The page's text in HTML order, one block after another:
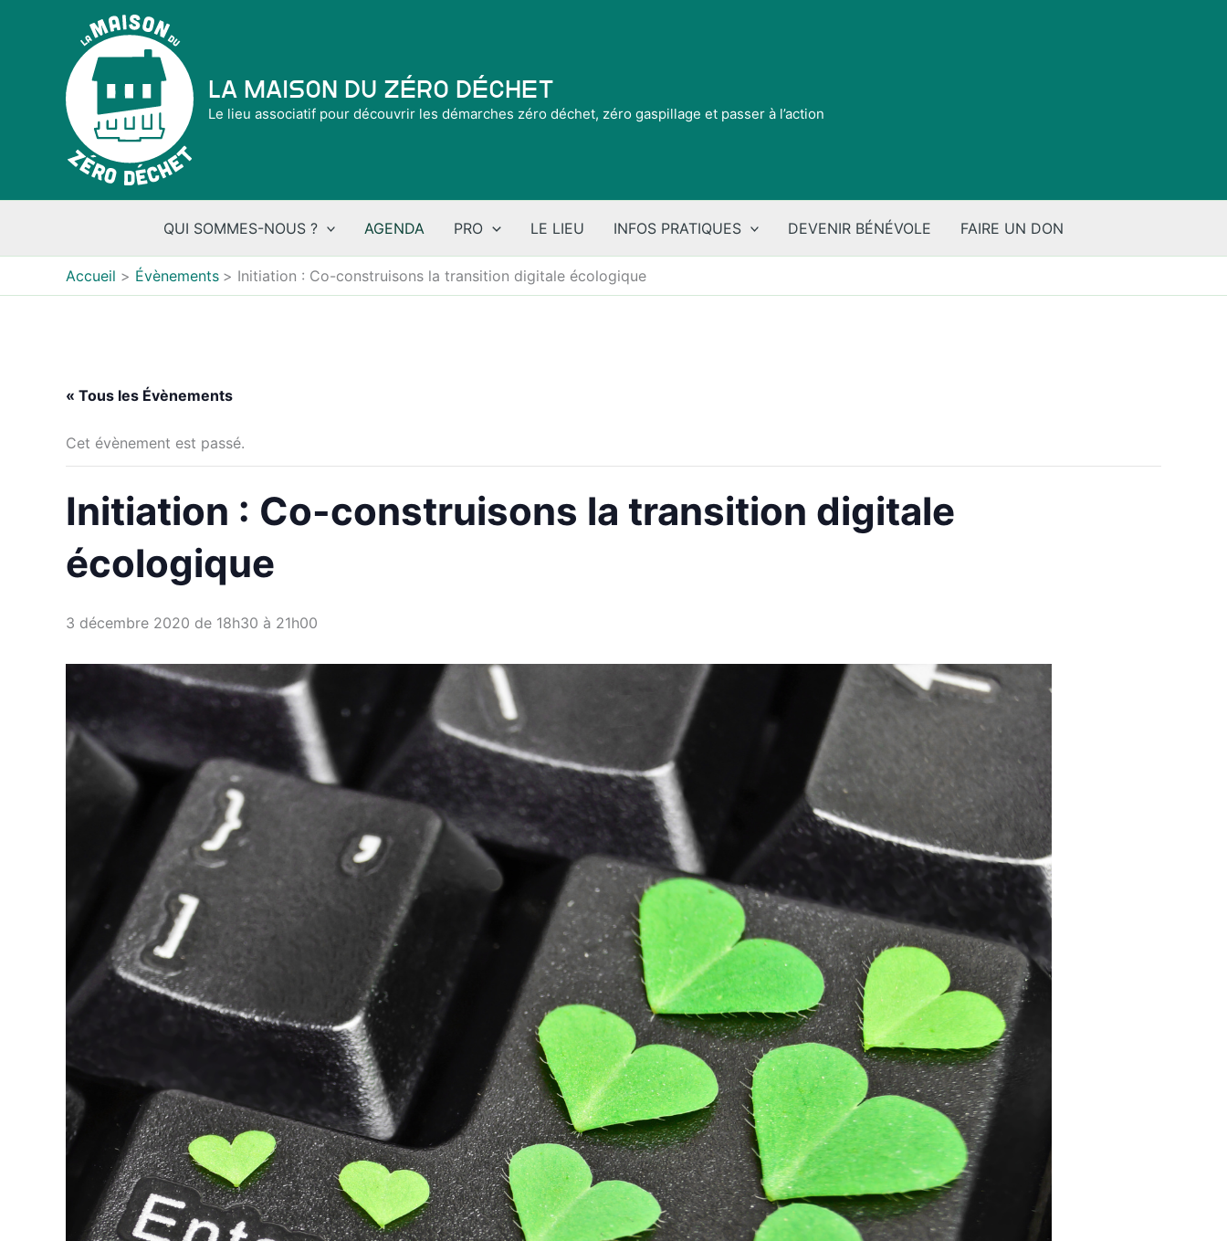
La Maison du Zéro Déchet
Le lieu associatif pour découvrir les démarches zéro déchet, zéro gaspillage et passer à l’action
QUI SOMMES-NOUS ? AGENDA PRO LE LIEU INFOS PRATIQUES DEVENIR BÉNÉVOLE FAIRE UN DON
Accueil Évènements Initiation : Co-construisons la transition digitale écologique
« Tous les Évènements
Cet évènement est passé.
Initiation : Co-construisons la transition digitale
écologique
3 décembre 2020 de 18h30 à 21h00